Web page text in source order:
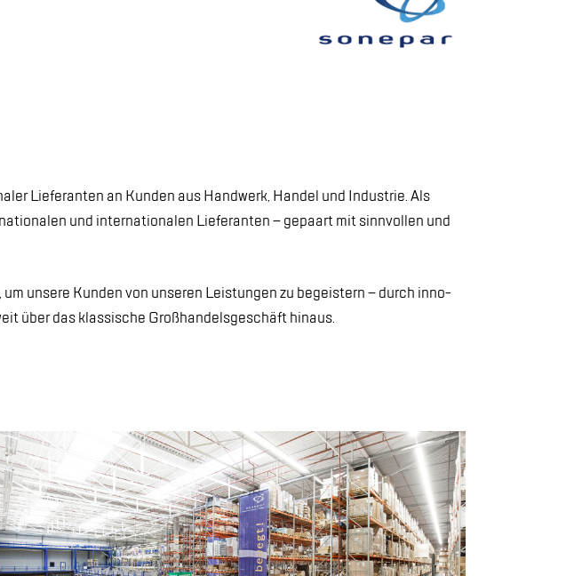
Lie­fe­ran­ten an Kun­den aus Hand­werk, Han­del und In­dus­trie. Als
und in­ter­na­tio­na­len Lie­fe­ran­ten – ge­paart mit sinn­vol­len und
un­se­re Kun­den von un­se­ren Leis­tun­gen zu be­geis­tern – durch in­no­
über das klas­si­sche Gro­ßhan­dels­ge­schäft hin­aus.